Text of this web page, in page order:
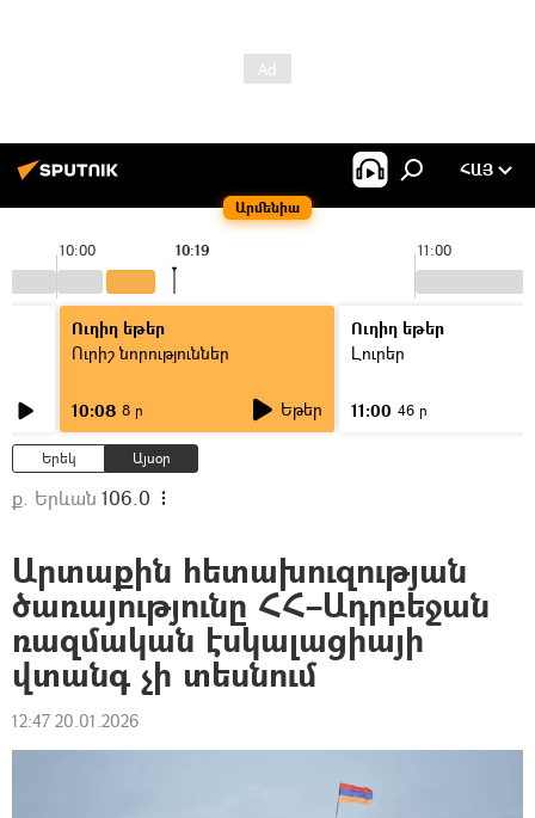
Արմենիա
ՀԱՅ
10:00 11:00
10:19
Ուղիղ եթեր
Ուրիշ նորություններ
10:08 8 ր Եթեր
Ուղիղ եթեր
Լուրեր
11:00 46 ր
Երեկ Այսօր
ք. Երևան 106.0
Արտաքին հետախուզության
ծառայությունը ՀՀ–Ադրբեջան
ռազմական էսկալացիայի
վտանգ չի տեսնում
12:47 20.01.2026